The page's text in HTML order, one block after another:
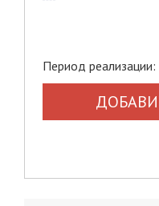
Период реализации: